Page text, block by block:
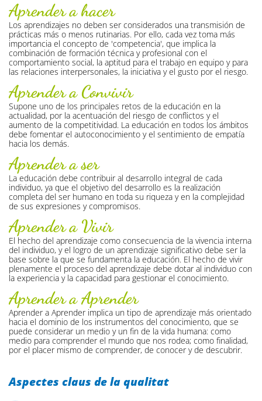
Aprender a hacer
Los aprendizajes no deben ser considerados una transmisión de
prácticas más o menos rutinarias. Por ello, cada vez toma más
importancia el concepto de 'competencia', que implica la
combinación de formación técnica y profesional con el
comportamiento social, la aptitud para el trabajo en equipo y para
las relaciones interpersonales, la iniciativa y el gusto por el riesgo.
Aprender a Convivir
Supone uno de los principales retos de la educación en la
actualidad, por la acentuación del riesgo de conflictos y el
aumento de la competitividad. La educación en todos los ámbitos
debe fomentar el autoconocimiento y el sentimiento de empatía
hacia los demás.
Aprender a ser
La educación debe contribuir al desarrollo integral de cada
individuo, ya que el objetivo del desarrollo es la realización
completa del ser humano en toda su riqueza y en la complejidad
de sus expresiones y compromisos.
Aprender a Vivir
El hecho del aprendizaje como consecuencia de la vivencia interna
del individuo, y el logro de un aprendizaje significativo debe ser la
base sobre la que se fundamenta la educación. El hecho de vivir
plenamente el proceso del aprendizaje debe dotar al individuo con
la experiencia y la capacidad para gestionar el conocimiento.
Aprender a Aprender
Aprender a Aprender implica un tipo de aprendizaje más orientado
hacia el dominio de los instrumentos del conocimiento, que se
puede considerar un medio y un fin de la vida humana: como
medio para comprender el mundo que nos rodea; como finalidad,
por el placer mismo de comprender, de conocer y de descubrir.
Aspectes claus de la qualitat